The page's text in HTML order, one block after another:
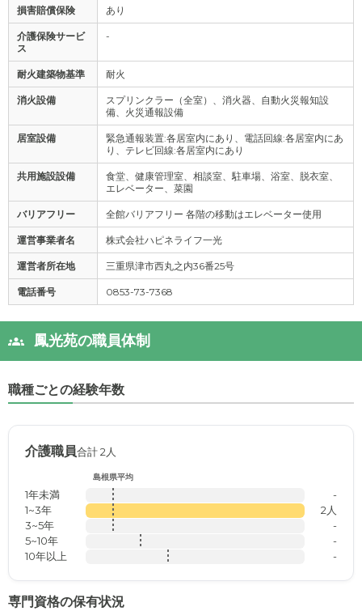
損害賠償保険 あり
介護保険サービ
ス
-
耐火建築物基準 耐火
消火設備
スプリンクラー（全室）、消火器、自動火災報知設
備、火災通報設備
居室設備
緊急通報装置:各居室内にあり、電話回線:各居室内にあ
り、テレビ回線:各居室内にあり
共用施設設備
食堂、健康管理室、相談室、駐車場、浴室、脱衣室、
エレベーター、菜園
バリアフリー 全館バリアフリー 各階の移動はエレベーター使用
運営事業者名 株式会社ハピネライフ一光
運営者所在地 三重県津市西丸之内36番25号
電話番号 0853-73-7368
鳳光苑の職員体制
職種ごとの経験年数
介護職員合計 2人
島根県平均
1年未満
-
1~3年
2人
3~5年
-
5~10年
-
10年以上
-
専門資格の保有状況